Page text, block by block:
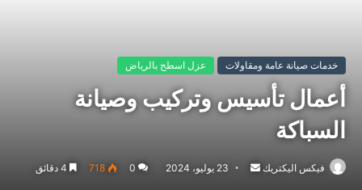
خدمات صيانة عامة ومقاولات عزل اسطح بالرياض
أعمال تأسيس وتركيب وصيانة
السباكة
فيكس اليكتريك 23 يوليو، 2024 0
718